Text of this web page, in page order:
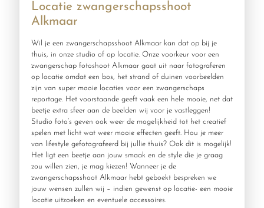
Locatie zwangerschapsshoot
Alkmaar
Wil je een zwangerschapsshoot Alkmaar kan dat op bij je
thuis, in onze studio of op locatie. Onze voorkeur voor een
zwangerschap fotoshoot Alkmaar gaat uit naar fotograferen
op locatie omdat een bos, het strand of duinen voorbeelden
zijn van super mooie locaties voor een zwangerschaps
reportage. Het voorstaande geeft vaak een hele mooie, net dat
beetje extra sfeer aan de beelden wij voor je vastleggen!
Studio foto’s geven ook weer de mogelijkheid tot het creatief
spelen met licht wat weer mooie effecten geeft. Hou je meer
van lifestyle gefotografeerd bij jullie thuis? Ook dit is mogelijk!
Het ligt een beetje aan jouw smaak en de style die je graag
zou willen zien, je mag kiezen! Wanneer je de
zwangerschapsshoot Alkmaar hebt geboekt bespreken we
jouw wensen zullen wij – indien gewenst op locatie- een mooie
locatie uitzoeken en eventuele accessoires.